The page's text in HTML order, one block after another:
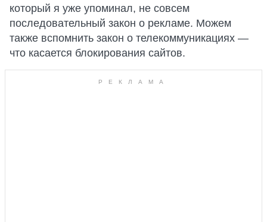
который я уже упоминал, не совсем
последовательный закон о рекламе. Можем
также вспомнить закон о телекоммуникациях —
что касается блокирования сайтов.